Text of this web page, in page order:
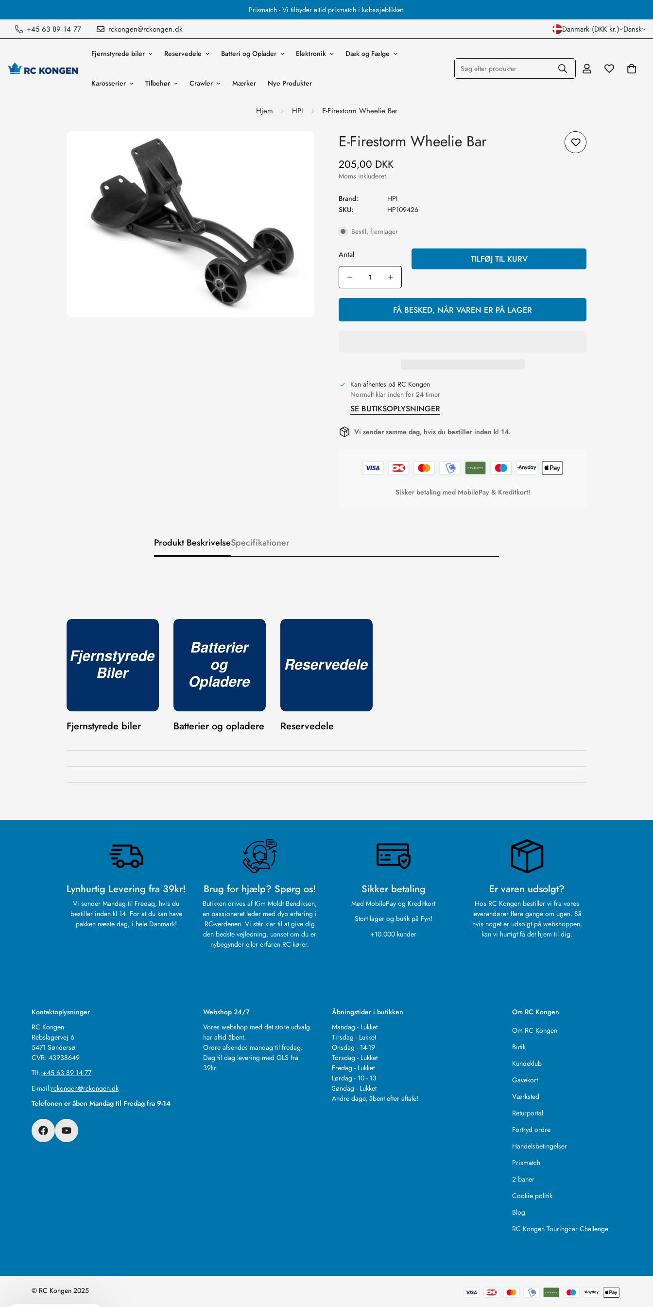
Prismatch - Vi tilbyder altid prismatch i købsøjeblikket.
+45 63 89 14 77 rckongen@rckongen.dk Danmark (DKK kr.) Dansk
Fjernstyrede biler Reservedele Batteri og Oplader Elektronik Dæk og Fælge
Karosserier Tilbehør Crawler Mærker Nye Produkter
Søg efter produkter
Hjem HPI E-Firestorm Wheelie Bar
E-Firestorm Wheelie Bar
Normal
pris
205,00 DKK
Moms inkluderet.
Brand:
HPI
SKU:
HP109426
Bestil, fjernlager
Antal TILFØJ TIL KURV
FÅ BESKED, NÅR VAREN ER PÅ LAGER
Kan afhentes på RC Kongen
Normalt klar inden for 24 timer
SE BUTIKSOPLYSNINGER
Vi sender samme dag, hvis du bestiller inden kl 14.
Sikker betaling med MobilePay & Kreditkort!
Produkt BeskrivelseSpecifikationer
Fjernstyrede biler Batterier og opladere Reservedele
Lynhurtig Levering fra 39kr!
Vi sender Mandag til Fredag, hvis du
bestiller inden kl 14. For at du kan have
pakken næste dag, i hele Danmark!
Brug for hjælp? Spørg os!
Butikken drives af Kim Moldt Bendiksen,
en passioneret leder med dyb erfaring i
RC-verdenen. Vi står klar til at give dig
den bedste vejledning, uanset om du er
nybegynder eller erfaren RC-kører.
Sikker betaling
Med MobilePay og Kreditkort
Stort lager og butik på Fyn!
+10.000 kunder
Er varen udsolgt?
Hos RC Kongen bestiller vi fra vores
leverandører flere gange om ugen. Så
hvis noget er udsolgt på webshoppen,
kan vi hurtigt få det hjem til dig.
Kontaktoplysninger
RC Kongen
Rebslagervej 6
5471 Søndersø
CVR: 43938649
Tlf.:+45 63 89 14 77
E-mail:rckongen@rckongen.dk
Telefonen er åben Mandag til Fredag fra 9-14
Webshop 24/7
Vores webshop med det store udvalg
har altid åbent.
Ordre afsendes mandag til fredag.
Dag til dag levering med GLS fra
39kr.
Åbningstider i butikken
Mandag - Lukket
Tirsdag - Lukket
Onsdag - 14-19
Torsdag - Lukket
Fredag - Lukket
Lørdag - 10 - 13
Søndag - Lukket
Andre dage, åbent efter aftale!
Om RC Kongen
Om RC Kongen
Butik
Kundeklub
Gavekort
Værksted
Returportal
Fortryd ordre
Handelsbetingelser
Prismatch
2 baner
Cookie politik
Blog
RC Kongen Touringcar Challenge
© RC Kongen 2025
Confirm your age
NO, I'M NOT YES, I AM